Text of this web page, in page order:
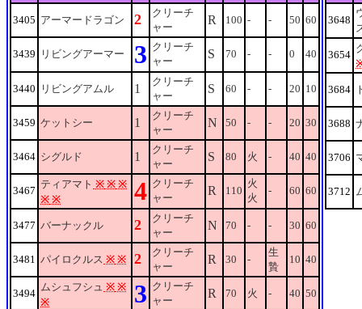
3405 アーマードラゴン 2
クリーチ
ャー
R 100 - - 50 60
3439 リビングアーマー 3 クリーチ
ャー
S 70 - - 0 40
3440 リビングアムル 1
クリーチ
ャー
S 60 - - 20 10
3459 ケットシー 1
クリーチ
ャー
N 50 - - 20 30
3464 シグルド 1
クリーチ
ャー
S 80 火 - 40 40
3467
ティアマト ※ ※ ※
※ ※ 4 クリーチ
ャー
R 110
火
火
- 60 60
3477 バーナックル 2
クリーチ
ャー
N 70 - - 30 60
3481 パイロクルス ※ ※ 2
クリーチ
ャー
R 30 -
生
贄
10 40
3494
ムシュフシュ ※ ※
※
3 クリーチ
ャー
R 70 火 - 40 50
3648
3654
3684
3688
3706
3712